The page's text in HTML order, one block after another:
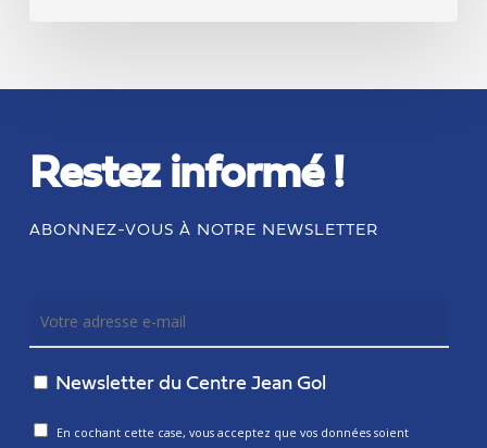
Restez informé !
ABONNEZ-VOUS À NOTRE NEWSLETTER
Newsletter du Centre Jean Gol
En cochant cette case, vous acceptez que vos données soient